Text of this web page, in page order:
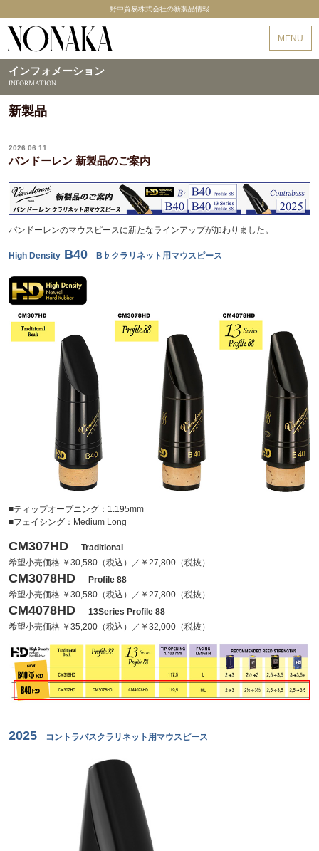
野中貿易株式会社の新製品情報
MENU
インフォメーション
INFORMATION
新製品
2026.06.11
バンドーレン 新製品のご案内
バンドーレンのマウスピースに新たなラインアップが加わりました。
High Density B40 B♭クラリネット用マウスピース
■ティップオープニング：1.195mm
■フェイシング：Medium Long
CM307HD
Traditional
希望小売価格 ￥30,580（税込）／￥27,800（税抜）
CM3078HD
Profile 88
希望小売価格 ￥30,580（税込）／￥27,800（税抜）
CM4078HD
13Series Profile 88
希望小売価格 ￥35,200（税込）／￥32,000（税抜）
2025 コントラバスクラリネット用マウスピース